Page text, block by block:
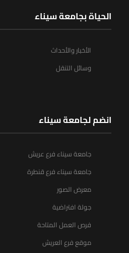
الحياة بجامعة سيناء
الأخبار والأحداث
وسائل التنقل
انضم لجامعة سيناء
جامعة سيناء فرع عريش
جامعة سيناء فرع قنطرة
معرض الصور
جولة افتراضية
فرص العمل المتاحة
موقع فرع العريش